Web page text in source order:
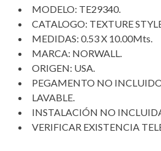
$1,650.00.$1,190.00.
MODELO: TE29340.
CATALOGO: TEXTURE
MEDIDAS: 0.53 X 10.00Mts.
MARCA: NORWALL.
ORIGEN: USA.
PEGAMENTO NO
LAVABLE.
INSTALACIÓN NO
VERIFICAR EXISTENCIA